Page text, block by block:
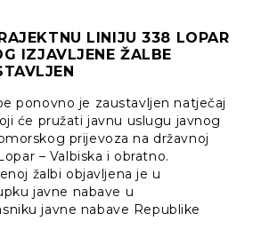
LINIJU 338 LOPAR
IZJAVLJENE ŽALBE
ponovno je zaustavljen natječaj
će pružati javnu uslugu javnog
prijevoza na državnoj
– Valbiska i obratno.
žalbi objavljena je u
javne nabave u
javne nabave Republike